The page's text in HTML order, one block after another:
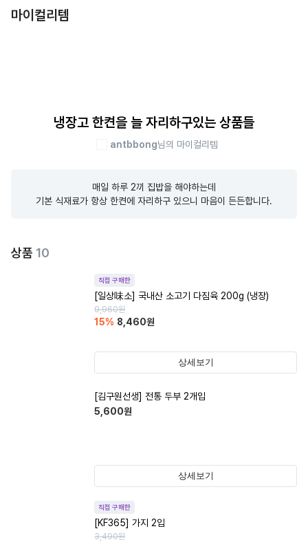
마이컬리템
냉장고 한켠을 늘 자리하구있는 상품들
antbbong님의 마이컬리템
매일 하루 2끼 집밥을 해야하는데
기본 식재료가 항상 한켠에 자리하구 있으니 마음이 든든합니다.
상품 10
직접 구매한
[일상味소] 국내산 소고기 다짐육 200g (냉장)
9,960원
15% 8,460원
상세보기
[김구원선생] 전통 두부 2개입
5,600원
상세보기
직접 구매한
[KF365] 가지 2입
3,490원